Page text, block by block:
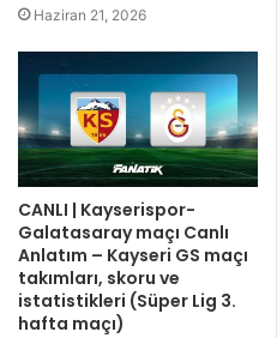
Haziran 21, 2026
CANLI | Kayserispor-
Galatasaray maçı Canlı
Anlatım – Kayseri GS maçı
takımları, skoru ve
istatistikleri (Süper Lig 3.
hafta maçı)